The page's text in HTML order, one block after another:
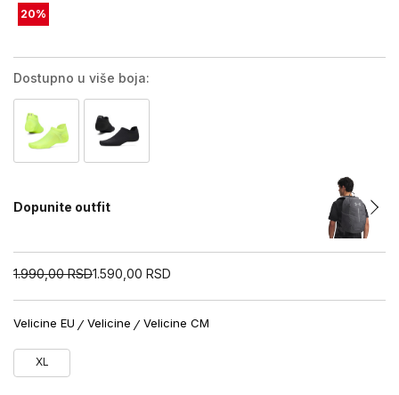
20%
Dostupno u više boja:
Dopunite outfit
1.990,00 RSD1.590,00 RSD
Velicine EU Velicine Velicine CM
XL